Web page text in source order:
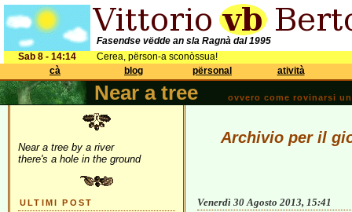
Fasendse vëdde an sla Ragnà dal 1995
Sab 8 - 14:14
Cerea, përson-a sconòssua!
cà
blog përsonal atività
Near a tree ovvero come rovinarsi
Near a tree by a river
there's a hole in the ground
ULTIMI POST
Archivio per il
Venerdì 30 Agosto 2013, 15:41